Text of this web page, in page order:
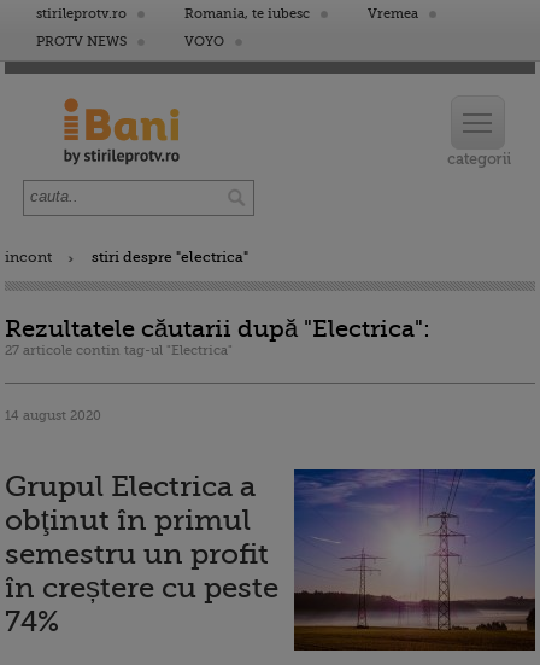
stirileprotv.ro Romania, te iubesc
Vremea
PROTV NEWS
VOYO
incont stiri despre "electrica"
Rezultatele căutarii după "Electrica":
27 articole contin tag-ul "Electrica"
14 august 2020
Grupul Electrica a
obţinut în primul
semestru un profit
în creștere cu peste
74%